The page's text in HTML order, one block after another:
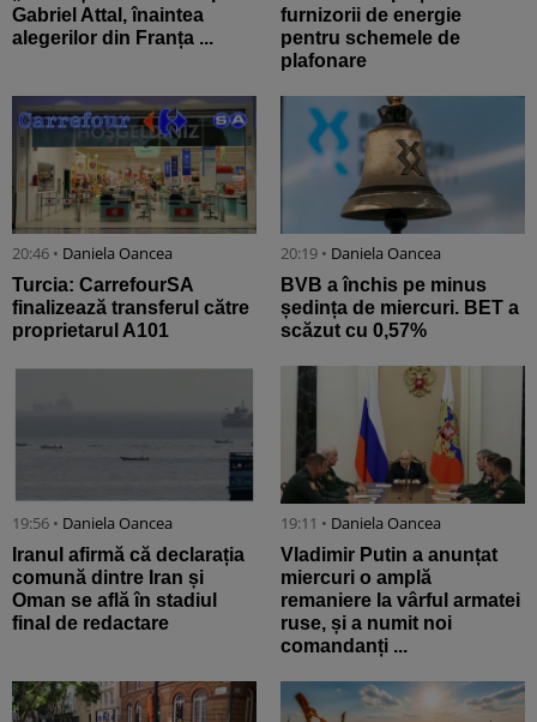
Gabriel Attal, înaintea
alegerilor din Franța ...
furnizorii de energie
pentru schemele de
plafonare
20:46 • Daniela Oancea
Turcia: CarrefourSA
finalizează transferul către
proprietarul A101
20:19 • Daniela Oancea
BVB a închis pe minus
ședința de miercuri. BET a
scăzut cu 0,57%
19:56 • Daniela Oancea
Iranul afirmă că declarația
comună dintre Iran și
Oman se află în stadiul
final de redactare
19:11 • Daniela Oancea
Vladimir Putin a anunțat
miercuri o amplă
remaniere la vârful armatei
ruse, și a numit noi
comandanți ...